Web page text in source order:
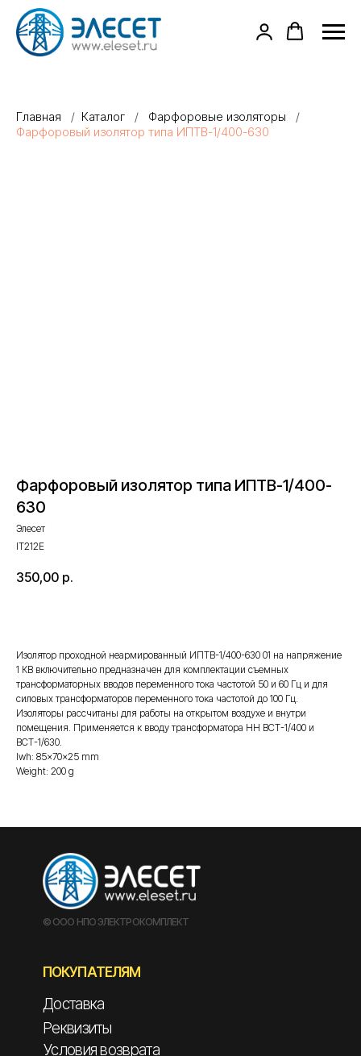
Главная / Каталог / Фарфоровые изоляторы
/
Фарфоровый изолятор типа ИПТВ-1/400-630
Фарфоровый изолятор типа ИПТВ-1/400-
630
Элесет
IT212E
350,00 р.
Изолятор проходной неармированный ИПТВ-1/400-630 01 на напряжение
1 КВ включительно предназначен для комплектации съемных
трансформаторных вводов переменного тока частотой 50 и 60 Гц и для
силовых трансформаторов переменного тока частотой до 100 Гц.
Изоляторы рассчитаны для работы на открытом воздухе и внутри
помещения. Применяется к вводу трансформатора НН ВСТ-1/400 и
ВСТ-1/630.
lwh: 85x70x25 mm
Weight: 200 g
© ООО НПО ЭЛЕКТРОКОМПЛЕКТ
ПОКУПАТЕЛЯМ
Доставка
Реквизиты
Условия возврата